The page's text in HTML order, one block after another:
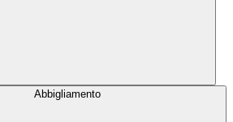
Abbigliamento